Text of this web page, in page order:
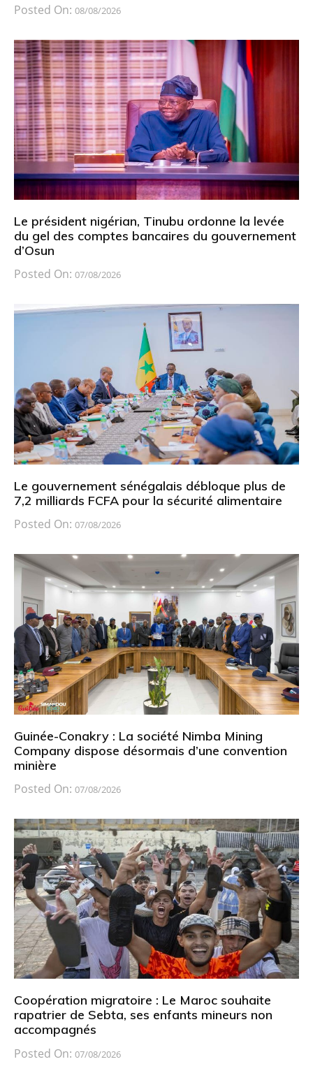
Posted On: 08/08/2026
Le président nigérian, Tinubu ordonne la levée
du gel des comptes bancaires du gouvernement
d’Osun
Posted On: 07/08/2026
Le gouvernement sénégalais débloque plus de
7,2 milliards FCFA pour la sécurité alimentaire
Posted On: 07/08/2026
Guinée-Conakry : La société Nimba Mining
Company dispose désormais d’une convention
minière
Posted On: 07/08/2026
Coopération migratoire : Le Maroc souhaite
rapatrier de Sebta, ses enfants mineurs non
accompagnés
Posted On: 07/08/2026